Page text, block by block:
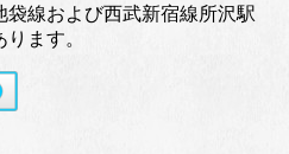
線および西武新宿線所沢駅
ます。